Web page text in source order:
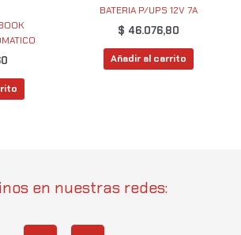
BATERIA P/UPS 12V 7A
$ 46.076,80
Añadir al carrito
en nuestras redes: